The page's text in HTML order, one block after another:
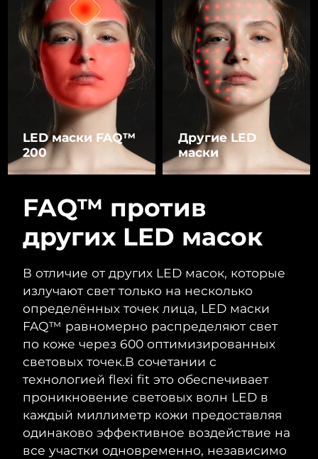
LED маски FAQ™
200
Другие LED
маски
FAQ™ против
других LED масок
В отличие от других LED масок, которые
излучают свет только на несколько
определённых точек лица, LED маски
FAQ™ равномерно распределяют свет
по коже через 600 оптимизированных
световых точек.В сочетании с
технологией flexi fit это обеспечивает
проникновение световых волн LED в
каждый миллиметр кожи предоставляя
одинаково эффективное воздействие на
все участки одновременно, независимо